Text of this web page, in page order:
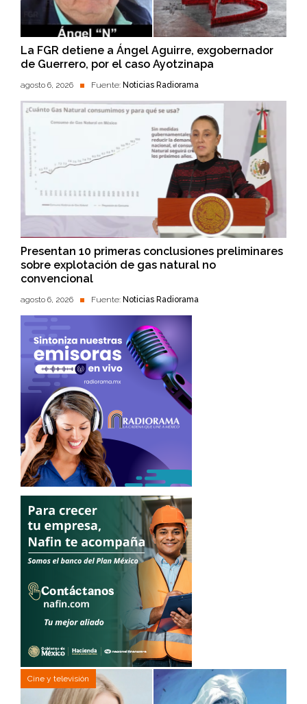
La FGR detiene a Ángel Aguirre, exgobernador
de Guerrero, por el caso Ayotzinapa
agosto 6, 2026 Fuente: Noticias Radiorama
Presentan 10 primeras conclusiones preliminares
sobre explotación de gas natural no
convencional
agosto 6, 2026 Fuente: Noticias Radiorama
Cine y televisión